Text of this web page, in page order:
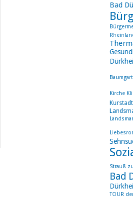
Bad
Kirche
Kurstadt
Strauß
Bad
TOUR